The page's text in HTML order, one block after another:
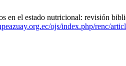
en el estado nutricional: revisión
ojs/index.php/renc/